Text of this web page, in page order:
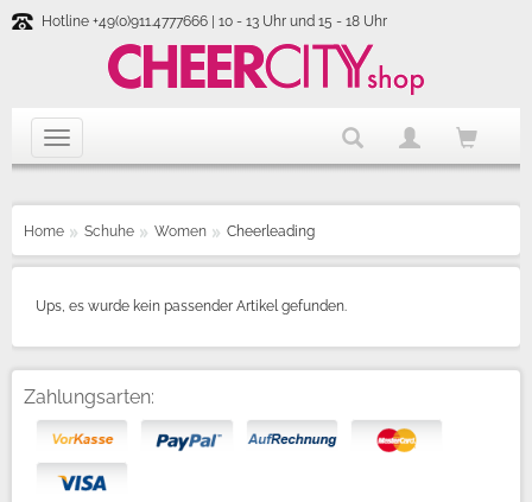
Hotline +49(0)911.4777666 | 10 - 13 Uhr und 15 - 18 Uhr
Home Schuhe Women Cheerleading
Ups, es wurde kein passender Artikel gefunden.
Zahlungsarten: